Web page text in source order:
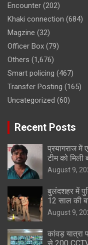
Encounter (202)
Khaki connection (684)
Magzine (32)
Officer Box (79)
Others (1,676)
Smart policing (467)
Transfer Posting (165)
Uncategorized (60)
Recent Posts
प्रयागराज में
टीम को
August 9,
बुलंदशहर में
12 साल की
August 9,
कांवड़ यात्रा